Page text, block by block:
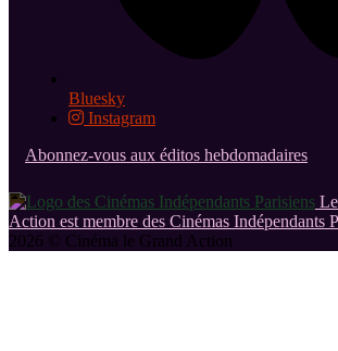
Bluesky
Instagram
Abonnez-vous aux éditos hebdomadaires
Action est membre des Cinémas Indépendants
2026 © Cinéma le Grand Action